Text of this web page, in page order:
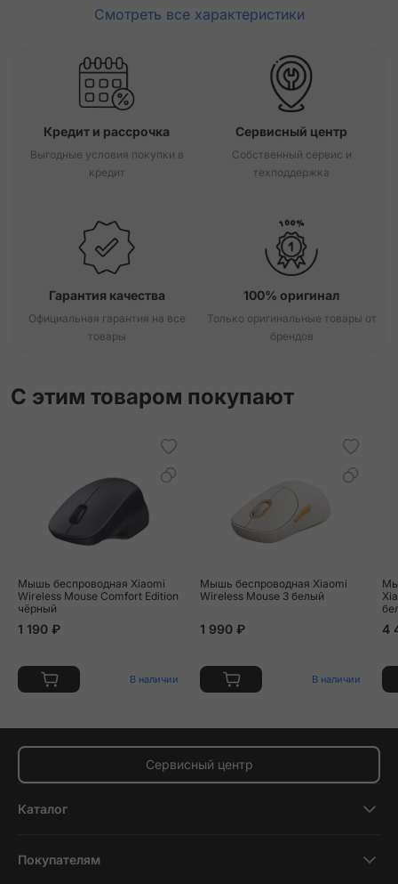
Смотреть все характеристики
Кредит и рассрочка
Выгодные условия покупки в
кредит
Сервисный центр
Собственный сервис и
техподдержка
Гарантия качества
Официальная гарантия на все
товары
100% оригинал
Только оригинальные товары от
брендов
С этим товаром покупают
Мышь беспроводная Xiaomi
Wireless Mouse Comfort Edition
чёрный
1 190 ₽
В наличии
Мышь беспроводная Xiaomi
Wireless Mouse 3 белый
1 990 ₽
В наличии
4
Сервисный центр
Каталог
Планшеты
Покупателям